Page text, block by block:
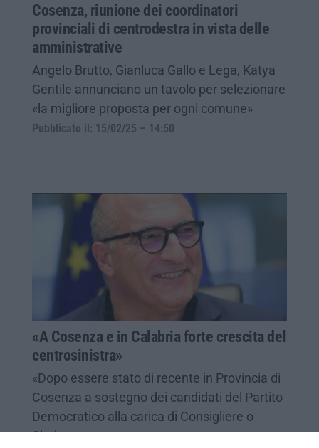
Cosenza, riunione dei coordinatori
provinciali di centrodestra in vista delle
amministrative
Angelo Brutto, Gianluca Gallo e Lega, Katya
Gentile annunciano un tavolo per selezionare
«la migliore proposta per ogni comune»
Pubblicato il: 15/02/25 – 14:50
«A Cosenza e in Calabria forte crescita del
centrosinistra»
«Dopo essere stato di recente in Provincia di
Cosenza a sostegno dei candidati del Partito
Democratico alla carica di Consigliere o
Sindaco, non poss…